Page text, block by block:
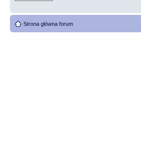
Strona główna forum